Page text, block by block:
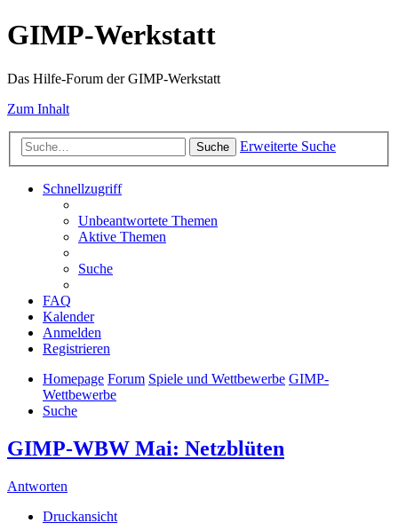
GIMP-Werkstatt
Das Hilfe-Forum der GIMP-Werkstatt
Zum Inhalt
Suche Erweiterte Suche
Schnellzugriff
Unbeantwortete Themen
Aktive Themen
Suche
FAQ
Kalender
Anmelden
Registrieren
Homepage Forum Spiele und Wettbewerbe GIMP-
Wettbewerbe
Suche
GIMP-WBW Mai: Netzblüten
Antworten
Druckansicht